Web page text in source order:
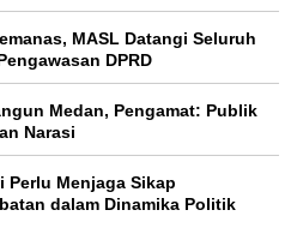
MASL Datangi Seluruh
DPRD
Medan, Pengamat: Publik
Narasi
Perlu Menjaga Sikap
dalam Dinamika Politik